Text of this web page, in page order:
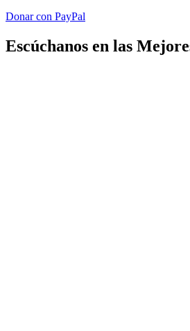
Donar con PayPal
Escúchanos en las